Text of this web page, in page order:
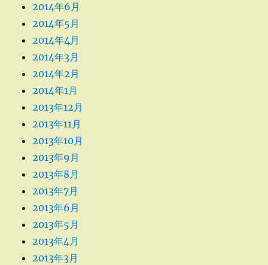
2014年6月
2014年5月
2014年4月
2014年3月
2014年2月
2014年1月
2013年12月
2013年11月
2013年10月
2013年9月
2013年8月
2013年7月
2013年6月
2013年5月
2013年4月
2013年3月